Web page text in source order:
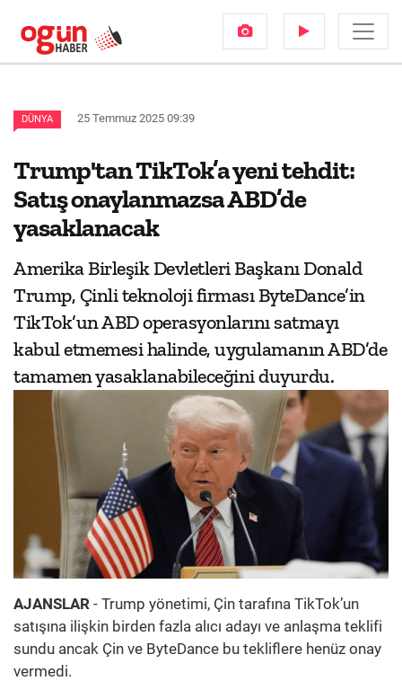
DÜNYA 25 Temmuz 2025 09:39
Trump'tan TikTok’a yeni tehdit:
Satış onaylanmazsa ABD’de
yasaklanacak
Amerika Birleşik Devletleri Başkanı Donald
Trump, Çinli teknoloji firması ByteDance’in
TikTok’un ABD operasyonlarını satmayı
kabul etmemesi halinde, uygulamanın ABD’de
tamamen yasaklanabileceğini duyurdu.
AJANSLAR - Trump yönetimi, Çin tarafına TikTok’un
satışına ilişkin birden fazla alıcı adayı ve anlaşma teklifi
sundu ancak Çin ve ByteDance bu tekliflere henüz onay
vermedi.